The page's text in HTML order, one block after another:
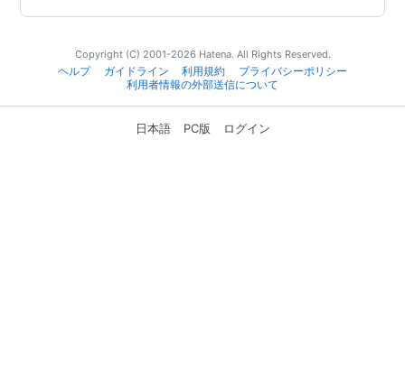
Copyright (C) 2001-2026 Hatena. All Rights Reserved.
ヘルプ
ガイドライン 利用規約
プライバシーポリシー
利用者情報の外部送信について
日本語 PC版 ログイン